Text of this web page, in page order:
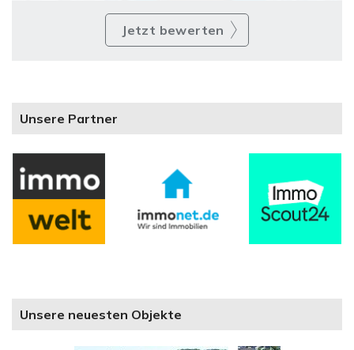
Jetzt bewerten
Unsere Partner
Unsere neuesten Objekte